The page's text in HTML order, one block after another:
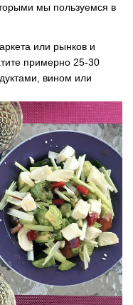
мы пользуемся в
или рынков и
примерно 25-30
вином или